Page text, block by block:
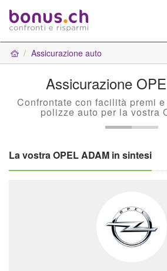
Assicurazione auto
Assicurazione
Confrontate con facilità premi
polizze auto per la vostra
La vostra OPEL ADAM in sintesi